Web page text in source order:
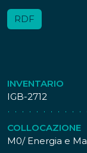
RDF
INVENTARIO
IGB-2712
COLLOCAZIONE
M0/ Energia e